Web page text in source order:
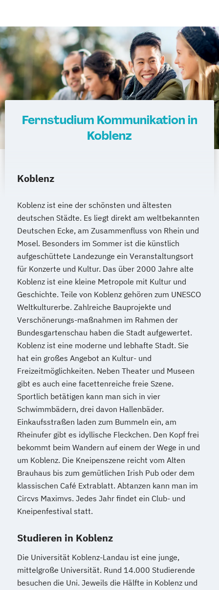
Fernstudium Kommunikation in
Koblenz
Koblenz
Koblenz ist eine der schönsten und ältesten
deutschen Städte. Es liegt direkt am weltbekannten
Deutschen Ecke, am Zusammenfluss von Rhein und
Mosel. Besonders im Sommer ist die künstlich
aufgeschüttete Landezunge ein Veranstaltungsort
für Konzerte und Kultur. Das über 2000 Jahre alte
Koblenz ist eine kleine Metropole mit Kultur und
Geschichte. Teile von Koblenz gehören zum UNESCO
Weltkulturerbe. Zahlreiche Bauprojekte und
Verschönerungs-maßnahmen im Rahmen der
Bundesgartenschau haben die Stadt aufgewertet.
Koblenz ist eine moderne und lebhafte Stadt. Sie
hat ein großes Angebot an Kultur- und
Freizeitmöglichkeiten. Neben Theater und Museen
gibt es auch eine facettenreiche freie Szene.
Sportlich betätigen kann man sich in vier
Schwimmbädern, drei davon Hallenbäder.
Einkaufsstraßen laden zum Bummeln ein, am
Rheinufer gibt es idyllische Fleckchen. Den Kopf frei
bekommt beim Wandern auf einem der Wege in und
um Koblenz. Die Kneipenszene reicht vom Alten
Brauhaus bis zum gemütlichen Irish Pub oder dem
klassischen Café Extrablatt. Abtanzen kann man im
Circvs Maximvs. Jedes Jahr findet ein Club- und
Kneipenfestival statt.
Studieren in Koblenz
Die Universität Koblenz-Landau ist eine junge,
mittelgroße Universität. Rund 14.000 Studierende
besuchen die Uni. Jeweils die Hälfte in Koblenz und